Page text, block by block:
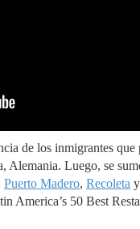
de los inmigrantes
Alemania. Luego, se
Puerto Madero, Recoleta y
America’s 50 Best